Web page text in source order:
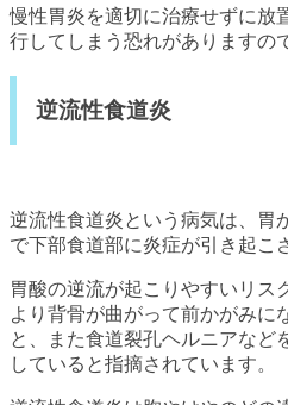
慢性胃炎を適切に治療せずに放
行してしまう恐れがありますの
逆流性食道炎
逆流性食道炎という病気は、胃
で下部食道部に炎症が引き起こ
胃酸の逆流が起こりやすいリス
より背骨が曲がって前かがみに
と、また食道裂孔ヘルニアなど
していると指摘されています。